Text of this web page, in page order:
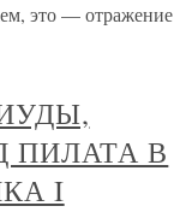
это — отражение
ПИЛАТА В
I